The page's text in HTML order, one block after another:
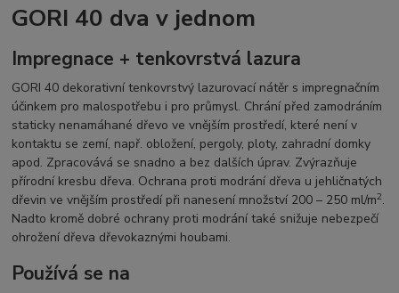
GORI 40 dva v jednom
Impregnace + tenkovrstvá lazura
GORI 40 dekorativní tenkovrstvý lazurovací nátěr s impregnačním
účinkem pro malospotřebu i pro průmysl. Chrání před zamodráním
staticky nenamáhané dřevo ve vnějším prostředí, které není v
kontaktu se zemí, např. obložení, pergoly, ploty, zahradní domky
apod. Zpracovává se snadno a bez dalších úprav. Zvýrazňuje
přírodní kresbu dřeva. Ochrana proti modrání dřeva u jehličnatých
dřevin ve vnějším prostředí při nanesení množství 200 – 250 ml/m2.
Nadto kromě dobré ochrany proti modrání také snižuje nebezpečí
ohrožení dřeva dřevokaznými houbami.
Používá se na